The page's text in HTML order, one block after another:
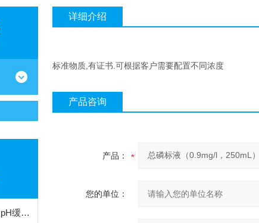
不用找进口！国产高稳定性pH缓冲液，适配梅特勒、哈希、雷磁全系设备
详细介绍
标准物质,有证书.可根据客户需要配置不同浓度
产品咨询
产品：
您的单位：